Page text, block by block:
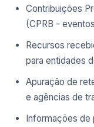
Contribuições
(CPRB -
Recursos
para entidades
Apuração de
e agências de
Informações de